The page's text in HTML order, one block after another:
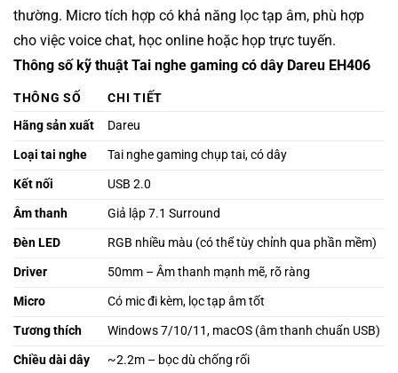
thường. Micro tích hợp có khả năng lọc tạp âm, phù hợp
cho việc voice chat, học online hoặc họp trực tuyến.
Thông số kỹ thuật Tai nghe gaming có dây Dareu EH406
THÔNG SỐ
CHI TIẾT
Hãng sản xuất
Dareu
Loại tai nghe
Tai nghe gaming chụp tai, có dây
Kết nối
USB 2.0
Âm thanh
Giả lập 7.1 Surround
Đèn LED
RGB nhiều màu (có thể tùy chỉnh qua phần mềm)
Driver
50mm – Âm thanh mạnh mẽ, rõ ràng
Micro
Có mic đi kèm, lọc tạp âm tốt
Tương thích
Windows 7/10/11, macOS (âm thanh chuẩn USB)
Chiều dài dây
~2.2m – bọc dù chống rối